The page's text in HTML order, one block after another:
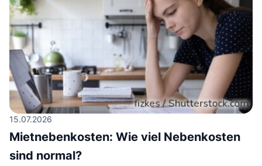
15.07.2026
Mietnebenkosten: Wie viel Nebenkosten
sind normal?